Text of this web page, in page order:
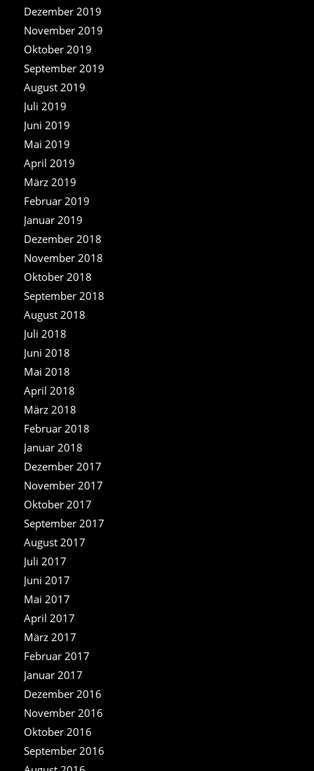
Dezember 2019
November 2019
Oktober 2019
September 2019
August 2019
Juli 2019
Juni 2019
Mai 2019
April 2019
März 2019
Februar 2019
Januar 2019
Dezember 2018
November 2018
Oktober 2018
September 2018
August 2018
Juli 2018
Juni 2018
Mai 2018
April 2018
März 2018
Februar 2018
Januar 2018
Dezember 2017
November 2017
Oktober 2017
September 2017
August 2017
Juli 2017
Juni 2017
Mai 2017
April 2017
März 2017
Februar 2017
Januar 2017
Dezember 2016
November 2016
Oktober 2016
September 2016